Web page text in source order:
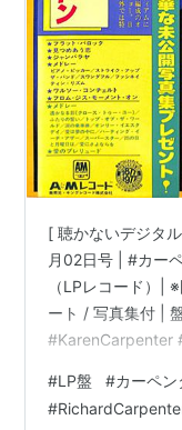
[ 聴かないデジタ
月02日号 | #カー
（LPレコード）|
ート / 写真集付 |
#KarenCarpenter
インサート、写真
良好,EX,少しシミ]
#LP盤 #カーペン
#